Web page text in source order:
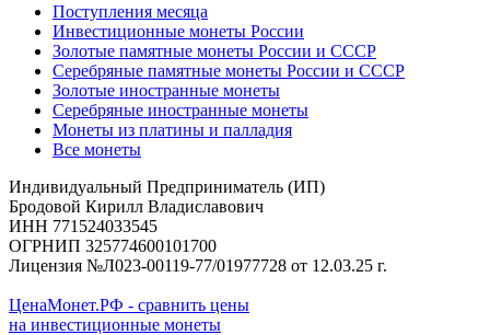
Поступления месяца
Инвестиционные монеты России
Золотые памятные монеты России и СССР
Серебряные памятные монеты России и СССР
Золотые иностранные монеты
Серебряные иностранные монеты
Монеты из платины и палладия
Все монеты
Индивидуальный Предприниматель (ИП)
Бродовой Кирилл Владиславович
ИНН 771524033545
ОГРНИП 325774600101700
Лицензия №Л023-00119-77/01977728 от 12.03.25 г.
ЦенаМонет.РФ - сравнить цены
на инвестиционные монеты